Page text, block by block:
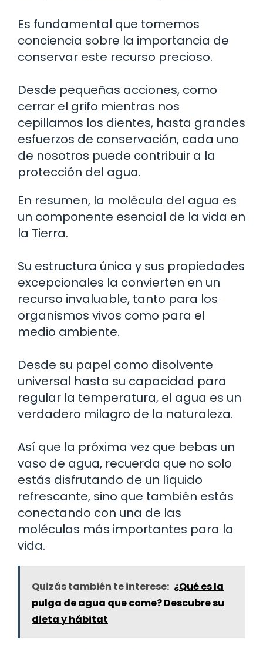
Es fundamental que tomemos
conciencia sobre la importancia de
conservar este recurso precioso.
Desde pequeñas acciones, como
cerrar el grifo mientras nos
cepillamos los dientes, hasta grandes
esfuerzos de conservación, cada uno
de nosotros puede contribuir a la
protección del agua.
En resumen, la molécula del agua es
un componente esencial de la vida en
la Tierra.
Su estructura única y sus propiedades
excepcionales la convierten en un
recurso invaluable, tanto para los
organismos vivos como para el
medio ambiente.
Desde su papel como disolvente
universal hasta su capacidad para
regular la temperatura, el agua es un
verdadero milagro de la naturaleza.
Así que la próxima vez que bebas un
vaso de agua, recuerda que no solo
estás disfrutando de un líquido
refrescante, sino que también estás
conectando con una de las
moléculas más importantes para la
vida.
Quizás también te interese: ¿Qué es la
pulga de agua que come? Descubre su
dieta y hábitat